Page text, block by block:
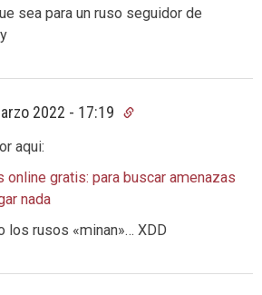
sea para un ruso seguidor de
2022 - 17:19
aqui:
online gratis: para buscar amenazas
nada
los rusos «minan»… XDD